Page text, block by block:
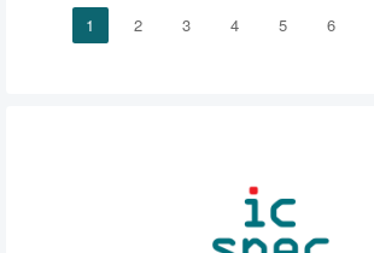
1 2 3 4 5 6